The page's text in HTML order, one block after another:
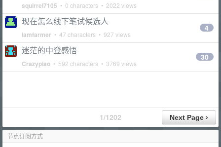
squirrel7105 • 0 characters • 2022 views
现在怎么线下笔试候选人
iamfarmer • 47 characters • 927 views
4
迷茫的中登感悟
Crazypiao • 592 characters • 3769 views
30
1/1202
节点订阅方式